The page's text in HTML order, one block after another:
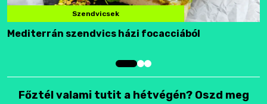
Szendvicsek
Mediterrán szendvics házi focacciából
Főztél valami tutit a hétvégén? Oszd meg